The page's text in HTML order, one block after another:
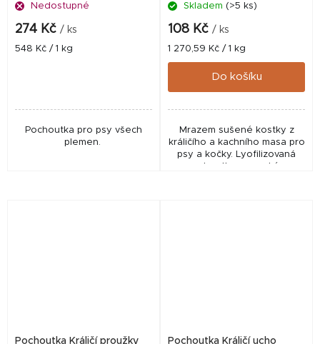
Nedostupné
274 Kč / ks
Měrná
548 Kč / 1 kg
Pochoutka pro psy všech
plemen.
Skladem (>5 ks)
108 Kč / ks
Měrná
cena:
1 270,59 Kč / 1 kg
Do košíku
Mrazem sušené kostky z
králičího a kachního masa pro
psy a kočky. Lyofilizovaná
pochoutka s vysokým
Pochoutka Králičí proužky
Pochoutka Králičí ucho